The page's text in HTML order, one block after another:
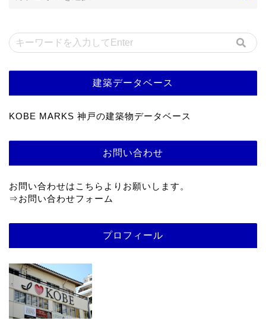
建築データベース
KOBE MARKS 神戸の建築物データベース
お問い合わせ
お問い合わせはこちらよりお願いします。
⇒お問い合わせフォーム
プロフィール